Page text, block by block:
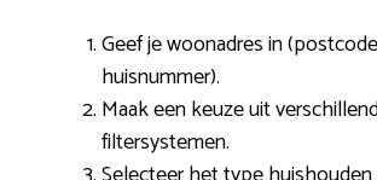
Geef je woonadres in
huisnummer).
Maak een keuze uit
filtersystemen.